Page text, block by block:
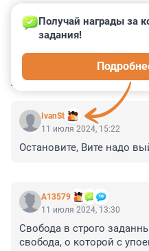
КОММЕНТАРИИ 15
IvanSt
Получай награды за
задания!
11 июля 2024, 15:22
Остановите, Вите надо
А13579
11 июля 2024, 13:30
Свобода в строго
свобода, о которой с